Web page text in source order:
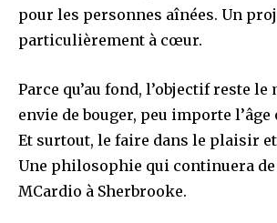
pour les personnes aînées. Un
particulièrement à cœur.
Parce qu’au fond, l’objectif reste le
envie de bouger, peu importe
Et surtout, le faire dans le plaisir
Une philosophie qui continuera
MCardio à Sherbrooke.